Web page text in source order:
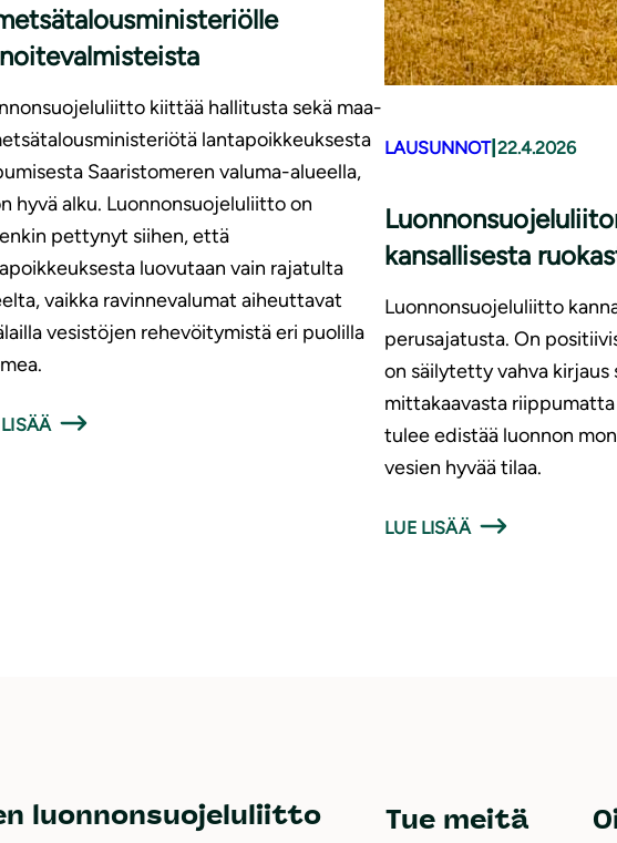
kiittää hallitusta sekä maa-
lantapoikkeuksesta
Saaristomeren valuma-alueella,
hyvä alku. Luonnonsuojeluliitto on
pettynyt siihen, että
luovutaan vain rajatulta
vaikka ravinnevalumat aiheuttavat
vesistöjen rehevöitymistä eri puolilla
LAUSUNNOT|22.4.2026
kansallisesta
Luonnonsuojeluliitto
perusajatusta. On
on säilytetty vahva
mittakaavasta
tulee edistää luonnon
vesien hyvää tilaa.
LUE LISÄÄ
luonnonsuojeluliitto Tue meitä